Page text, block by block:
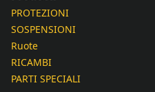
PROTEZIONI
SOSPENSIONI
Ruote
RICAMBI
PARTI SPECIALI